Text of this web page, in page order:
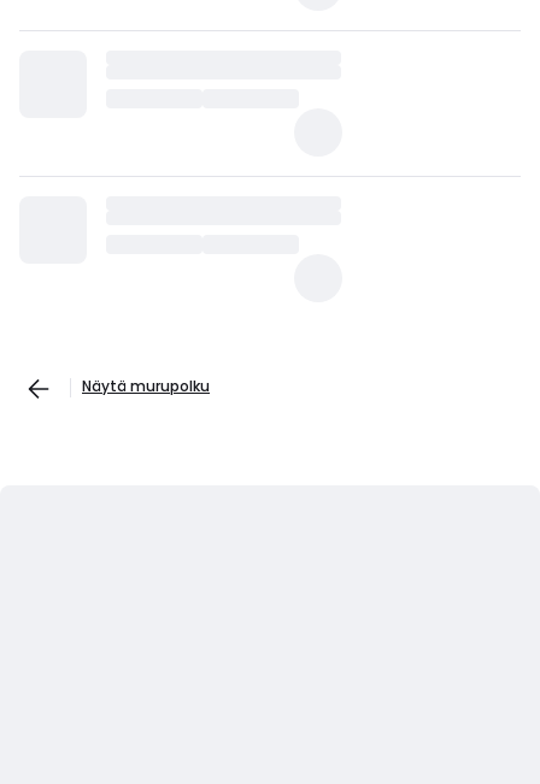
Näytä murupolku